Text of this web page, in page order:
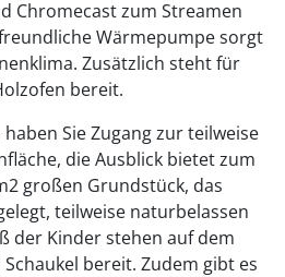
Chromecast zum Streamen
Wärmepumpe sorgt
Zusätzlich steht für
bereit.
Sie Zugang zur teilweise
die Ausblick bietet zum
großen Grundstück, das
teilweise naturbelassen
der Kinder stehen auf dem
bereit. Zudem gibt es